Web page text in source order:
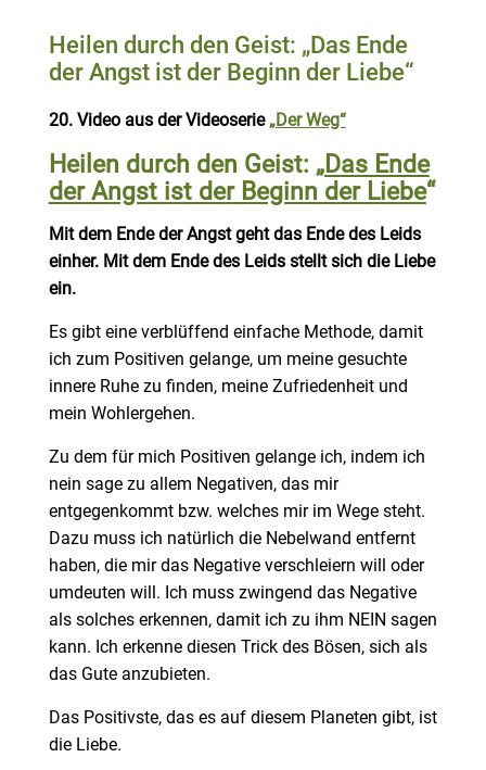
Heilen durch den Geist: „Das Ende
der Angst ist der Beginn der Liebe“
20. Video aus der Videoserie „Der Weg“
Heilen durch den Geist: „Das Ende
der Angst ist der Beginn der Liebe“
Mit dem Ende der Angst geht das Ende des Leids
einher. Mit dem Ende des Leids stellt sich die Liebe
ein.
Es gibt eine verblüffend einfache Methode, damit
ich zum Positiven gelange, um meine gesuchte
innere Ruhe zu finden, meine Zufriedenheit und
mein Wohlergehen.
Zu dem für mich Positiven gelange ich, indem ich
nein sage zu allem Negativen, das mir
entgegenkommt bzw. welches mir im Wege steht.
Dazu muss ich natürlich die Nebelwand entfernt
haben, die mir das Negative verschleiern will oder
umdeuten will. Ich muss zwingend das Negative
als solches erkennen, damit ich zu ihm NEIN sagen
kann. Ich erkenne diesen Trick des Bösen, sich als
das Gute anzubieten.
Das Positivste, das es auf diesem Planeten gibt, ist
die Liebe.